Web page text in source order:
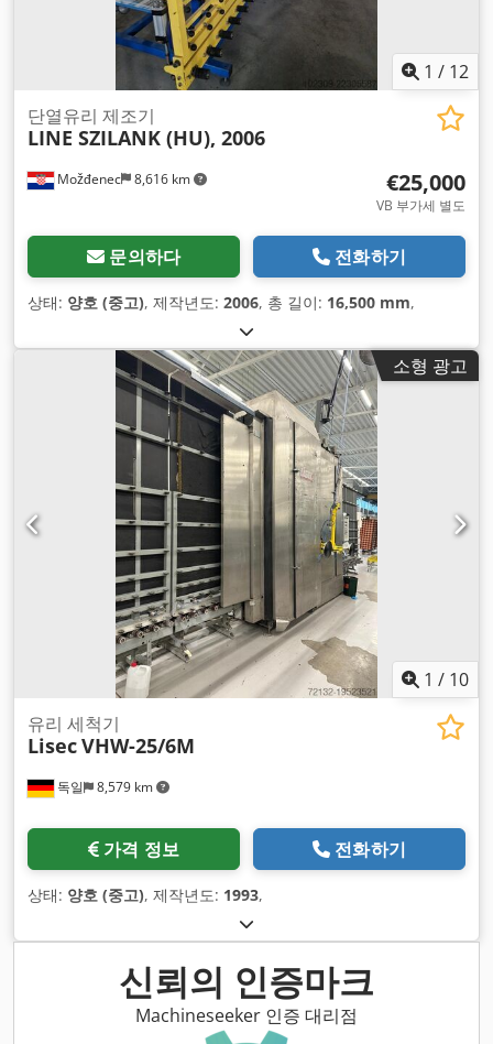
1 / 12
Možđenec 8,616 km
단열유리 제조기
LINE SZILANK (HU), 2006
€25,000
VB 부가세 별도
문의하다 전화하기
상태: 양호 (중고), 제작년도: 2006, 총 길이: 16,500 mm,
소형 광고
1 / 10
독일 8,579 km
유리 세척기
LisecVHW-25/6M
가격 정보 전화하기
상태: 양호 (중고), 제작년도: 1993,
신뢰의 인증마크
Machineseeker 인증 대리점